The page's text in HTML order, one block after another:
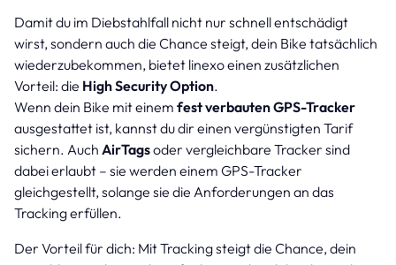
Damit du im Diebstahlfall nicht nur schnell entschädigt
wirst, sondern auch die Chance steigt, dein Bike tatsächlich
wiederzubekommen, bietet linexo einen zusätzlichen
Vorteil: die High Security Option.
Wenn dein Bike mit einem fest verbauten GPS-Tracker
ausgestattet ist, kannst du dir einen vergünstigten Tarif
sichern. Auch AirTagsoder vergleichbare Tracker sind
dabei erlaubt – sie werden einem GPS-Tracker
gleichgestellt, solange sie die Anforderungen an das
Tracking erfüllen.
Der Vorteil für dich: Mit Tracking steigt die Chance, dein